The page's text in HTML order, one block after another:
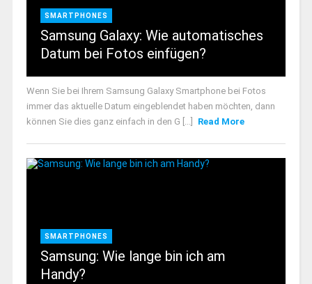
SMARTPHONES
Samsung Galaxy: Wie automatisches
Datum bei Fotos einfügen?
Wenn Sie bei Ihrem Samsung Galaxy Smartphone bei Fotos
immer das aktuelle Datum eingeblendet haben möchten, dann
können Sie dies ganz einfach in den G [...]
Read More
SMARTPHONES
Samsung: Wie lange bin ich am
Handy?